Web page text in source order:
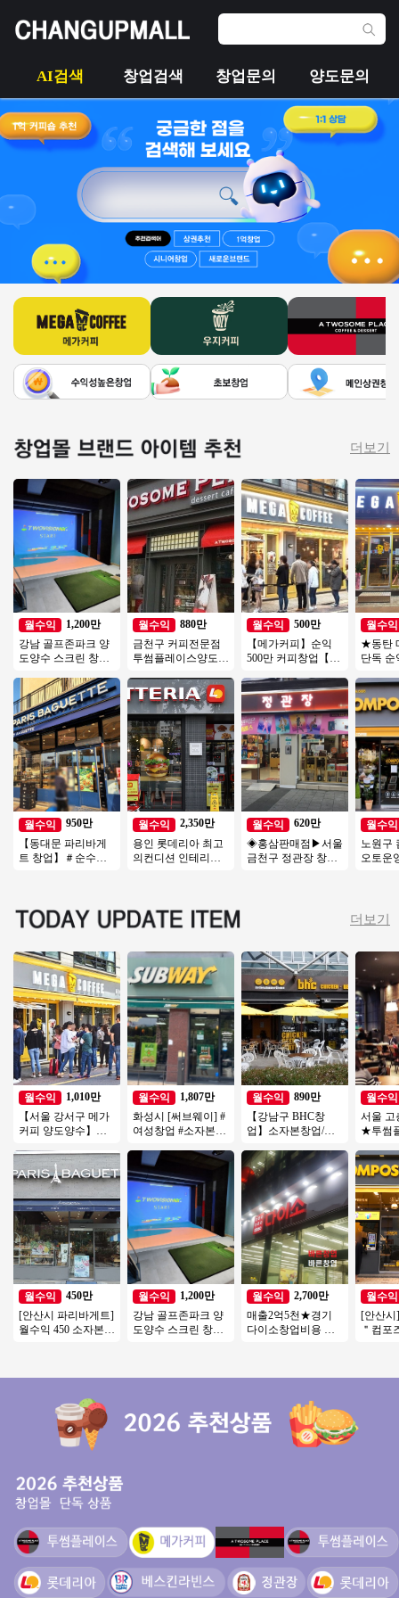
AI검색 창업검색 창업문의 양도문의
더보기
월수익
1,200만
강남 골프존파크 양
도양수 스크린 창업
신식 인테리어/ 주차
최상
월수익
950만
【동대문 파리바게
트 창업】＃순수익
월수익
880만
금천구 커피전문점
투썸플레이스양도양
연락주세요
월수익
2,350만
용인 롯데리아 최고
의컨디션 인테리어
월수익
500만
【메가커피】순익
500만 커피창업【인
너, 학원가, 먹자상권
창업추천
월수익
620만
◈홍삼판매점▶서울
금천구 정관장 창업
월수익
★동탄
단독 순
운영 추
본창업
월수익
노원구
오토운
더보기
월수익
1,010만
【서울 강서구 메가
커피 양도양수】배
초보창업/여성창업
추천
월수익
450만
[안산시 파리바게트]
월수익 450 소자본으
월수익
1,807만
화성시 [써브웨이] #
여성창업 #소자본창
업 #쉬운운영
월수익
1,200만
강남 골프존파크 양
도양수 스크린 창업
월수익
890만
【강남구 BHC창
업】소자본창업/고
차이즈창업/강력추
천
월수익
2,700만
매출2억5천★경기
다이소창업비용 ★
월수익
서울 고
★투썸
★주5
창업★
월수익
[안산
＂컴포